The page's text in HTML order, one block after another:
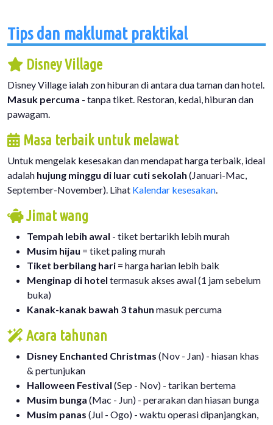
Tips dan maklumat praktikal
Disney Village
Disney Village ialah zon hiburan di antara dua taman dan hotel.
Masuk percuma - tanpa tiket. Restoran, kedai, hiburan dan
pawagam.
Masa terbaik untuk melawat
Untuk mengelak kesesakan dan mendapat harga terbaik, ideal
adalah hujung minggu di luar cuti sekolah (Januari-Mac,
September-November). Lihat Kalendar kesesakan
Jimat wang
Tempah lebih awal - tiket bertarikh lebih murah
Musim hijau = tiket paling murah
Tiket berbilang hari = harga harian lebih baik
Menginap di hotel termasuk akses awal (1 jam sebelum
buka)
Kanak-kanak bawah 3 tahun masuk percuma
Acara tahunan
Disney Enchanted Christmas (Nov - Jan) - hiasan khas
& pertunjukan
Halloween Festival (Sep - Nov) - tarikan bertema
Musim bunga (Mac - Jun) - perarakan dan hiasan bunga
Musim panas (Jul - Ogo) - waktu operasi dipanjangkan,